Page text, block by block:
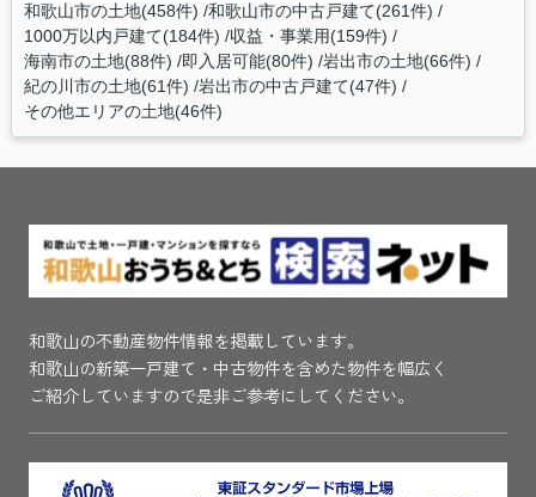
和歌山市の土地(458件) 和歌山市の中古戸建て(261件)
1000万以内戸建て(184件) 収益・事業用(159件)
海南市の土地(88件) 即入居可能(80件) 岩出市の土地(66件)
紀の川市の土地(61件) 岩出市の中古戸建て(47件)
その他エリアの土地(46件)
和歌山の不動産物件情報を掲載しています。
和歌山の新築一戸建て・中古物件を含めた物件を幅広く
ご紹介していますので是非ご参考にしてください。